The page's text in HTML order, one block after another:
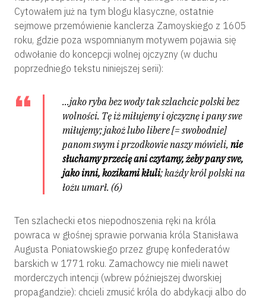
Cytowałem już na tym blogu klasyczne, ostatnie
sejmowe przemówienie kanclerza Zamoyskiego z 1605
roku, gdzie poza wspomnianym motywem pojawia się
odwołanie do koncepcji wolnej ojczyzny (w duchu
poprzedniego tekstu niniejszej serii):
…jako ryba bez wody tak szlachcic polski bez
wolności. Tę iż miłujemy i ojczyznę i pany swe
miłujemy; jakoż lubo libere[= swobodnie]
panom swym i przodkowie naszy mówieli, nie
słuchamy przecię ani czytamy, żeby pany swe,
jako inni, kozikami kłuli; każdy król polski na
łożu umarł. (6)
Ten szlachecki etos niepodnoszenia ręki na króla
powraca w głośnej sprawie porwania króla Stanisława
Augusta Poniatowskiego przez grupę konfederatów
barskich w 1771 roku. Zamachowcy nie mieli nawet
morderczych intencji (wbrew późniejszej dworskiej
propagandzie): chcieli zmusić króla do abdykacji albo do